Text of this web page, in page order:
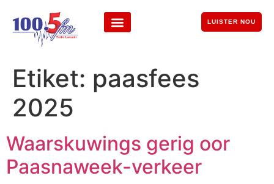
LUISTER NOU
Etiket: paasfees
2025
Waarskuwings gerig oor
Paasnaweek-verkeer